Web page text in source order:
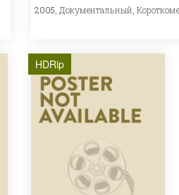
2005, Документальный ,
HDRip